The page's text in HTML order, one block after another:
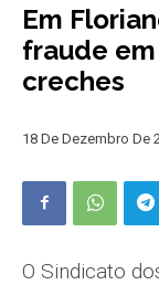
Em
fraude
creches
18 De Dezembro De
O Sindicato